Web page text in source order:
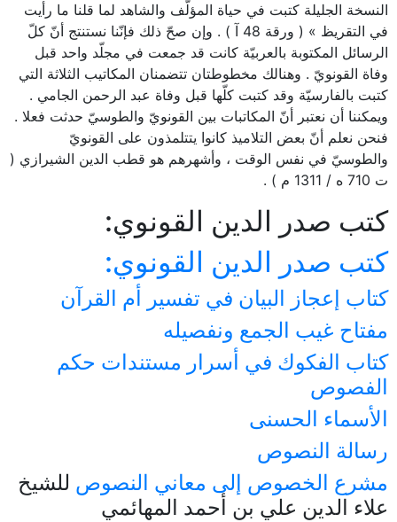
النسخة الجليلة كتبت في حياة المؤلّف والشاهد لما قلنا ما رأيت
في التقريظ » ( ورقة 48 آ ) . وإن صحّ ذلك فإنّنا نستنتج أنّ كلّ
الرسائل المكتوبة بالعربيّة كانت قد جمعت في مجلّد واحد قبل
وفاة القونويّ . وهنالك مخطوطتان تتضمنان المكاتيب الثلاثة التي
كتبت بالفارسيّة وقد كتبت كلّها قبل وفاة عبد الرحمن الجامي .
ويمكننا أن نعتبر أنّ المكاتبات بين القونويّ والطوسيّ حدثت فعلا .
فنحن نعلم أنّ بعض التلاميذ كانوا يتتلمذون على القونويّ
والطوسيّ في نفس الوقت ، وأشهرهم هو قطب الدين الشيرازي (
ت 710 ه / 1311 م ) .
كتب صدر الدين القونوي:
كتب صدر الدين القونوي:
كتاب إعجاز البيان في تفسير أم القرآن
مفتاح غيب الجمع ونفصيله
كتاب الفكوك في أسرار مستندات حكم
الفصوص
الأسماء الحسنى
رسالة النصوص
مشرع الخصوص إلى معاني النصوص للشيخ
علاء الدين علي بن أحمد المهائمي